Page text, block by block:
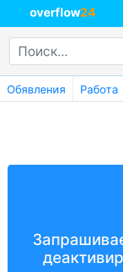
overflow24
Обявления Работа